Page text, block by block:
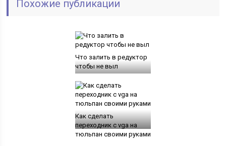
Похожие публикации
Что залить в редуктор
чтобы не выл
Как сделать
переходник с vga на
тюльпан своими руками